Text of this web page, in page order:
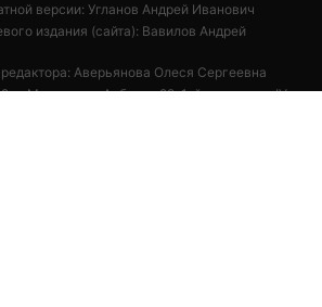
версии: Угланов Андрей Иванович
издания (сайта): Вавилов Андрей
Аверьянова Олеся Сергеевна
г. Москва, ул. Арбат, д. 29, 1-й этаж, пом. IV,